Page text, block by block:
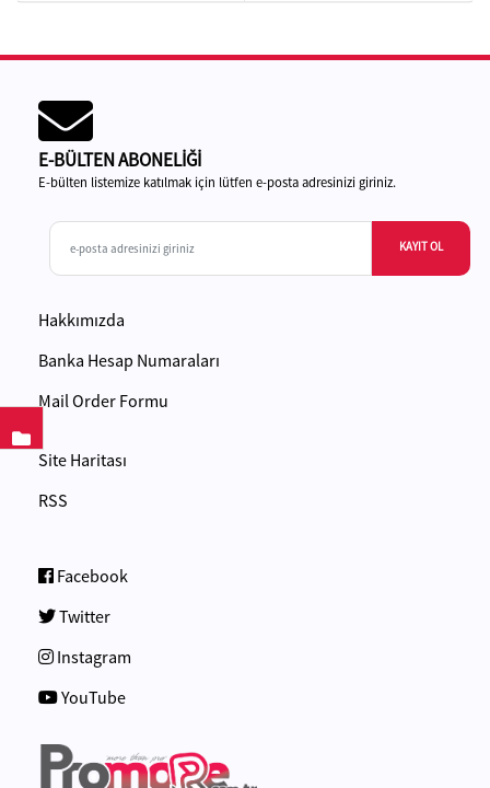
E-BÜLTEN ABONELİĞİ
E-bülten listemize katılmak için lütfen e-posta adresinizi giriniz.
KAYIT OL
Hakkımızda
Banka Hesap Numaraları
Mail Order Formu
Site Haritası
RSS
Facebook
Twitter
Instagram
YouTube